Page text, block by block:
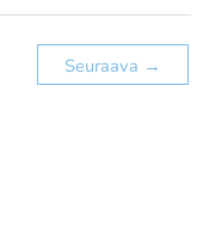
Seuraava →